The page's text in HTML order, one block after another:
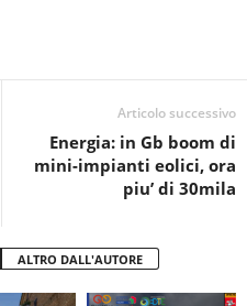
Articolo successivo
Energia: in Gb boom di
mini-impianti eolici, ora
piu’ di 30mila
ALTRO DALL'AUTORE